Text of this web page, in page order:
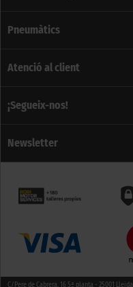
Pneumàtics
Atenció al client
¡Segueix-nos!
Newsletter
C/Pere de Cabrera, 16 5ª planta - 25001 Lleida